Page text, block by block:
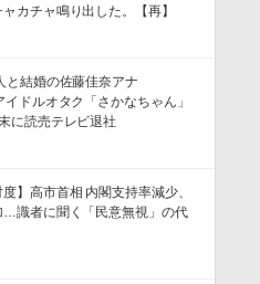
カチャ鳴り出した。【再】
と結婚の佐藤佳奈アナ
ドルオタク「さかなちゃん」
に読売テレビ退社
度】高市首相 内閣支持率減少、
…識者に聞く「民意無視」の代